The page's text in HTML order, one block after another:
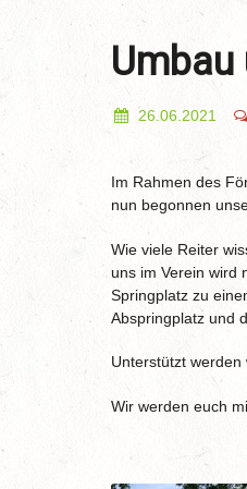
26.06.2021
Im Rahmen des
nun begonnen
Wie viele Reiter
uns im Verein wird
Springplatz zu
Abspringplatz und
Unterstützt werden
Wir werden euch